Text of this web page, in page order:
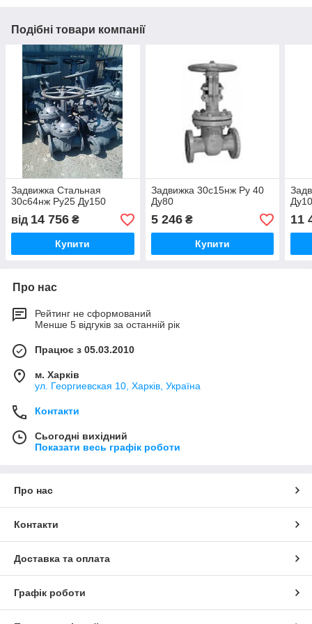
Подібні товари компанії
Задвижка Стальная
30с64нж Ру25 Ду150
від 14 756 ₴
Купити
Задвижка 30с15нж Ру 40
Ду80
5 246₴
Купити
11
Про нас
Рейтинг не сформований
Менше 5 відгуків за останній рік
Працює з 05.03.2010
м. Харків
ул. Георгиевская 10, Харків, Україна
Контакти
Сьогодні вихідний
Показати весь графік роботи
Про нас
Контакти
Доставка та оплата
Графік роботи